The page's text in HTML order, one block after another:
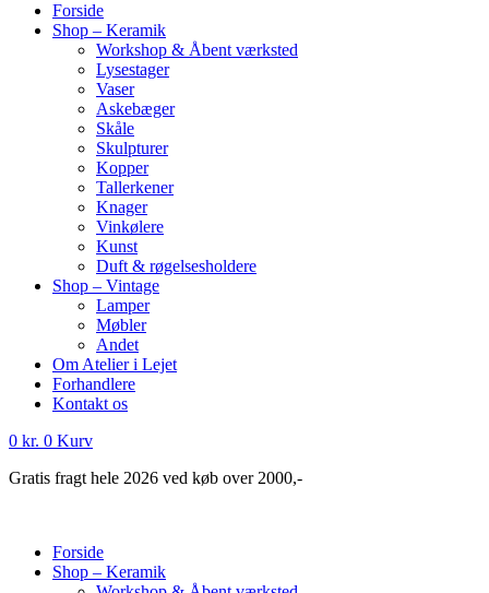
Forside
Shop – Keramik
Workshop & Åbent værksted
Lysestager
Vaser
Askebæger
Skåle
Skulpturer
Kopper
Tallerkener
Knager
Vinkølere
Kunst
Duft & røgelsesholdere
Shop – Vintage
Lamper
Møbler
Andet
Om Atelier i Lejet
Forhandlere
Kontakt os
0 kr. 0 Kurv
Gratis fragt hele 2026 ved køb over 2000,-
Forside
Shop – Keramik